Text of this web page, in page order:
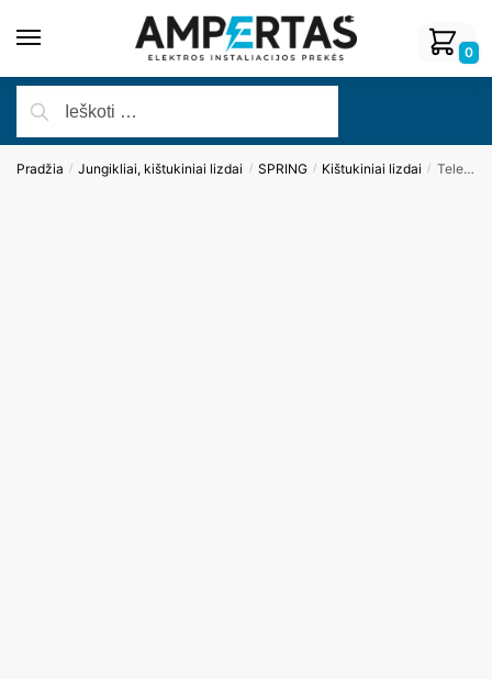
0
Pradžia / Jungikliai, kištukiniai lizdai / SPRING / Kištukiniai lizdai / Telefono lizdas (baltos spalvos)